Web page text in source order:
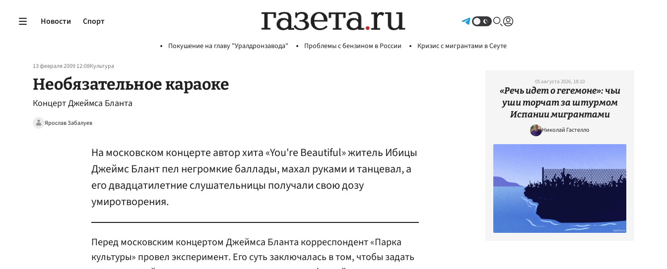
Новости Спорт
Покушение на главу "Уралдронзавода" Проблемы с бензином в России Кризис с мигрантами в Сеуте
13 февраля 2009 12:08Культура
Необязательное караоке
Концерт Джеймса Бланта
Ярослав Забалуев
На московском концерте автор хита «You're Beautiful» житель Ибицы
Джеймс Блант пел негромкие баллады, махал руками и танцевал, а
его двадцатилетние слушательницы получали свою дозу
умиротворения.
Перед московским концертом Джеймса Бланта корреспондент «Парка
культуры» провел эксперимент. Его суть заключалась в том, чтобы задать
05 августа 2026, 18:10
«Речь идет о гегемоне»: чьи
уши торчат за штурмом
Испании мигрантами
Николай Гастелло